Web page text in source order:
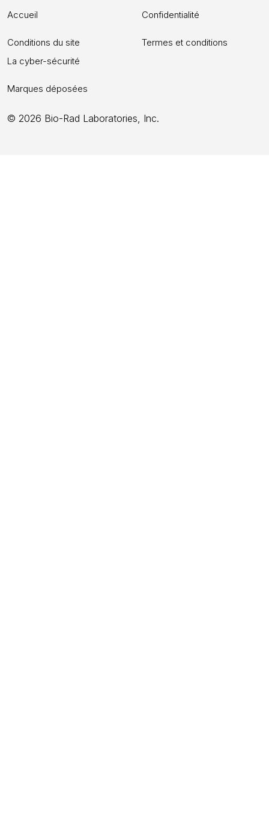
Accueil
Conditions du site
Confidentialité
Termes et conditions
La cyber-sécurité
Marques déposées
© 2026 Bio-Rad Laboratories, Inc.